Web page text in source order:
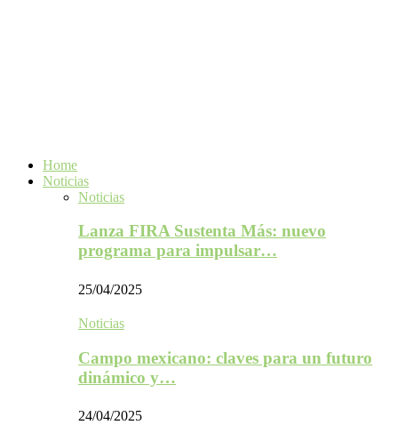
Home
Noticias
Noticias
Lanza FIRA Sustenta Más: nuevo
programa para impulsar…
25/04/2025
Noticias
Campo mexicano: claves para un futuro
dinámico y…
24/04/2025